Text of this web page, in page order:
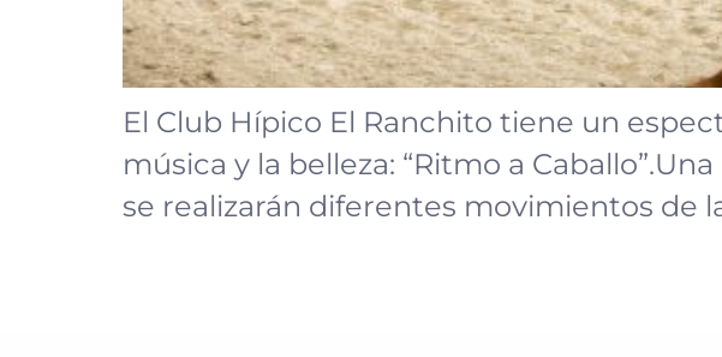
El Club Hípico El Ranchito tiene un
música y la belleza: “Ritmo a
se realizarán diferentes movimientos de